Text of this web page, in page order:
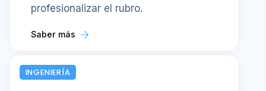
profesionalizar el rubro.
Saber más
INGENIERÍA